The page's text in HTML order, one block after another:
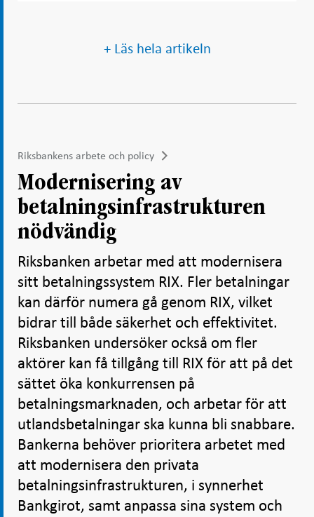
+ Läs hela artikeln
Riksbankens arbete och policy
Modernisering av
betalningsinfrastrukturen
nödvändig
Riksbanken arbetar med att modernisera
sitt betalningssystem RIX. Fler betalningar
kan därför numera gå genom RIX, vilket
bidrar till både säkerhet och effektivitet.
Riksbanken undersöker också om fler
aktörer kan få tillgång till RIX för att på det
sättet öka konkurrensen på
betalningsmarknaden, och arbetar för att
utlandsbetalningar ska kunna bli snabbare.
Bankerna behöver prioritera arbetet med
att modernisera den privata
betalningsinfrastrukturen, i synnerhet
Bankgirot, samt anpassa sina system och